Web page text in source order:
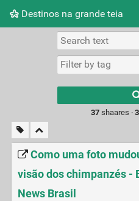
Destinos na grande teia
Picture wall
37shaares · 3
Como uma foto
visão dos chimpanzés -
News Brasil